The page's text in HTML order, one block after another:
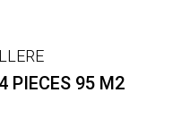
PIECES 95 M2